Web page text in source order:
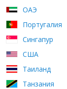
ОАЭ
Португалия
Сингапур
США
Таиланд
Танзания